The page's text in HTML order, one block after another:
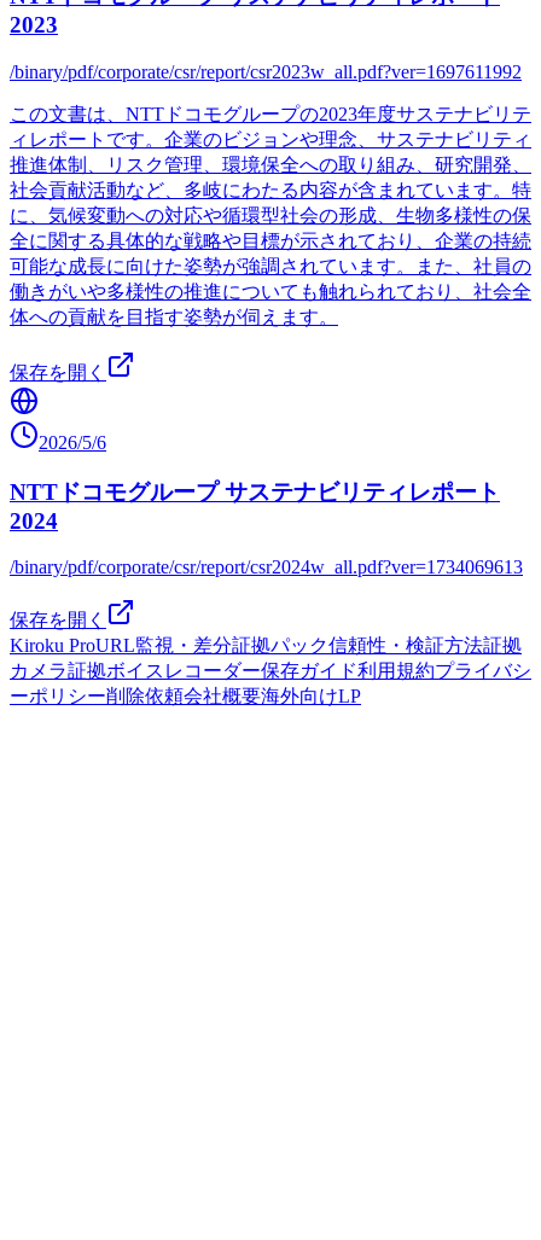
2023
/binary/pdf/corporate/csr/report/csr2023w_all.pdf?ver=1697611992
この文書は、NTTドコモグループの2023年度サステナビリテ
ィレポートです。企業のビジョンや理念、サステナビリティ
推進体制、リスク管理、環境保全への取り組み、研究開発、
社会貢献活動など、多岐にわたる内容が含まれています。特
に、気候変動への対応や循環型社会の形成、生物多様性の保
全に関する具体的な戦略や目標が示されており、企業の持続
可能な成長に向けた姿勢が強調されています。また、社員の
働きがいや多様性の推進についても触れられており、社会全
体への貢献を目指す姿勢が伺えます。
保存を開く
2026/5/6
NTTドコモグループ サステナビリティレポート
2024
/binary/pdf/corporate/csr/report/csr2024w_all.pdf?ver=1734069613
保存を開く
Kiroku ProURL監視・差分証拠パック信頼性・検証方法証拠
カメラ証拠ボイスレコーダー保存ガイド利用規約プライバシ
ーポリシー削除依頼会社概要海外向けLP